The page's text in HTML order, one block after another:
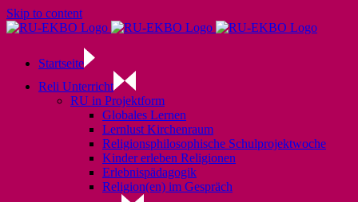
Skip to content
Startseite
Reli Unterricht
RU in Projektform
Globales Lernen
Lernlust Kirchenraum
Religionsphilosophische Schulprojektwoche
Kinder erleben Religionen
Erlebnispädagogik
Religion(en) im Gespräch